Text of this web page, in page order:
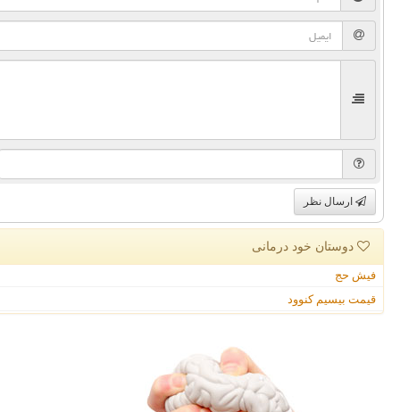
ارسال نظر
دوستان خود درمانی
فیش حج
قیمت بیسیم کنوود